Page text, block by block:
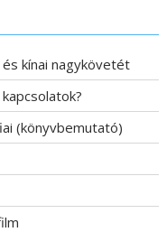
kínai nagykövetét
(könyvbemutató)